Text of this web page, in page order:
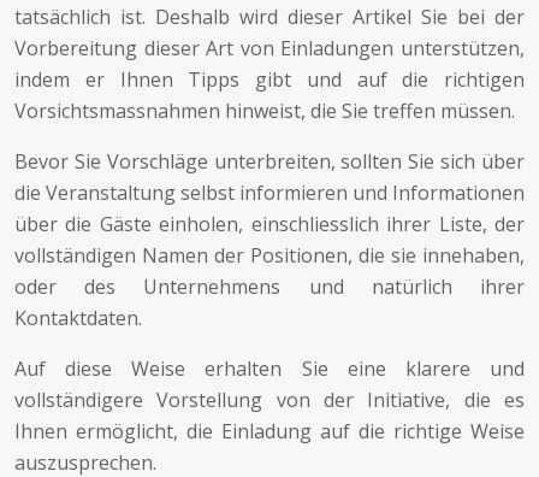
tatsächlich ist. Deshalb wird dieser Artikel Sie bei der
Vorbereitung dieser Art von Einladungen unterstützen,
indem er Ihnen Tipps gibt und auf die richtigen
Vorsichtsmassnahmen hinweist, die Sie treffen müssen.
Bevor Sie Vorschläge unterbreiten, sollten Sie sich über
die Veranstaltung selbst informieren und Informationen
über die Gäste einholen, einschliesslich ihrer Liste, der
vollständigen Namen der Positionen, die sie innehaben,
oder des Unternehmens und natürlich ihrer
Kontaktdaten.
Auf diese Weise erhalten Sie eine klarere und
vollständigere Vorstellung von der Initiative, die es
Ihnen ermöglicht, die Einladung auf die richtige Weise
auszusprechen.